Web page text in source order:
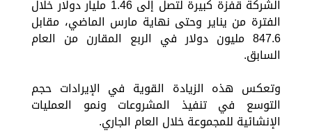
الشركة قفزة كبيرة لتصل إلى 1.46 مليار دولار خلال
الفترة من يناير وحتى نهاية مارس الماضي، مقابل
847.6 مليون دولار في الربع المقارن من العام
السابق.
وتعكس هذه الزيادة القوية في الإيرادات حجم
التوسع في تنفيذ المشروعات ونمو العمليات
الإنشائية للمجموعة خلال العام الجاري.